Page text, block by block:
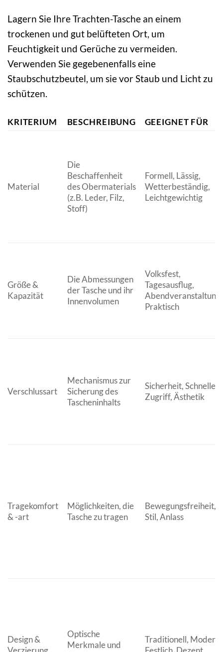
Lagern Sie Ihre Trachten-Tasche an einem
trockenen und gut belüfteten Ort, um
Feuchtigkeit und Gerüche zu vermeiden.
Verwenden Sie gegebenenfalls eine
Staubschutzbeutel, um sie vor Staub und Licht zu
schützen.
KRITERIUM BESCHREIBUNG GEEIGNET FÜR
Material
Die
Beschaffenheit
des Obermaterials
(z.B. Leder, Filz,
Stoff)
Formell, Lässig,
Wetterbeständig,
Leichtgewichtig
Größe &
Kapazität
Die Abmessungen
der Tasche und ihr
Innenvolumen
Volksfest,
Tagesausflug,
Abendveranstaltung,
Praktisch
Verschlussart
Mechanismus zur
Sicherung des
Tascheninhalts
Sicherheit, Schneller
Zugriff, Ästhetik
Tragekomfort
& -art
Möglichkeiten, die
Tasche zu tragen
Bewegungsfreiheit,
Stil, Anlass
Design &
Optische
Merkmale und
Traditionell, Modern,